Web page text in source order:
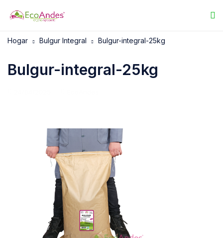
Hogar Bulgur Integral Bulgur-integral-25kg
Bulgur-integral-25kg